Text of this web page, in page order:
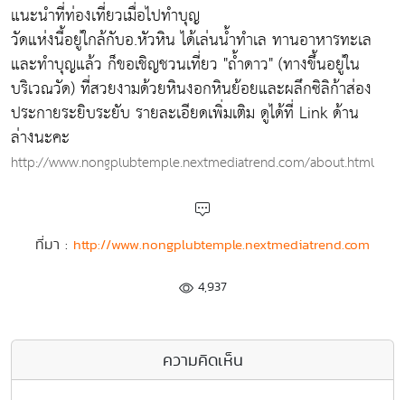
แนะนำที่ท่องเที่ยวเมื่อไปทำบุญ
วัดแห่งนี้อยู่ใกล้กับอ.หัวหิน ได้เล่นน้ำทำเล ทานอาหารทะเล
และทำบุญแล้ว ก็ขอเชิญชวนเที่ยว "ถ้ำดาว" (ทางขึ้นอยู่ใน
บริเวณวัด) ที่สวยงามด้วยหินงอกหินย้อยและผลึกซิลิก้าส่อง
ประกายระยิบระยับ รายละเอียดเพิ่มเติม ดูได้ที่ Link ด้าน
ล่างนะคะ
http://www.nongplubtemple.nextmediatrend.com/about.html
ที่มา : http://www.nongplubtemple.nextmediatrend.com
4,937
ความคิดเห็น